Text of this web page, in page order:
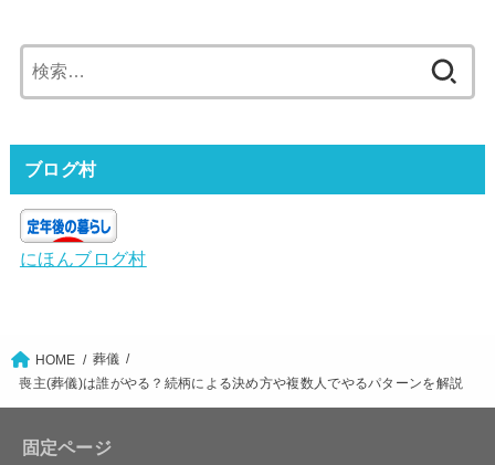
索:
ブログ村
にほんブログ村
HOME
葬儀
喪主(葬儀)は誰がやる？続柄による決め方や複数人でやるパターンを解説
固定ページ